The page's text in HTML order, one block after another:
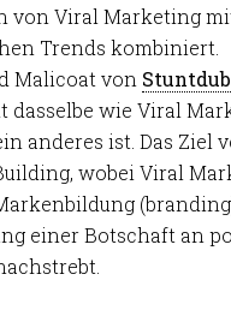
von Viral Marketing
Trends kombiniert.
Malicoat von
dasselbe wie Viral
anderes ist. Das Ziel
wobei Viral
einer Botschaft an